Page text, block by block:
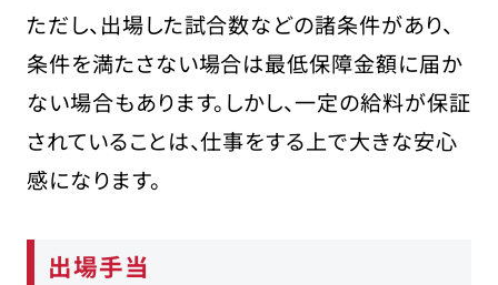
ただし、出場した試合数などの諸条件があり、
条件を満たさない場合は最低保障金額に届か
ない場合もあります。しかし、一定の給料が保証
されていることは、仕事をする上で大きな安心
感になります。
出場手当